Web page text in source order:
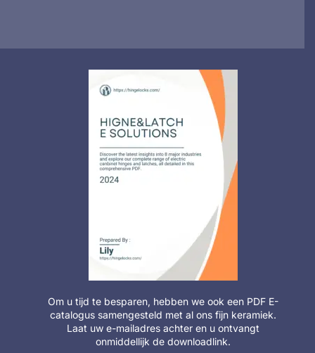
Om u tijd te besparen, hebben we ook een PDF E-
catalogus samengesteld met al ons fijn keramiek.
Laat uw e-mailadres achter en u ontvangt
onmiddellijk de downloadlink.